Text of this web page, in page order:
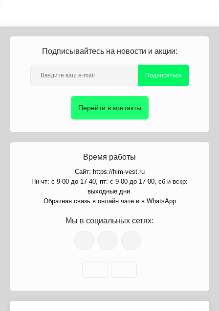
Подписывайтесь на новости и акции:
Подписаться
Перейти в контакты
Время работы
Сайт: https://him-vest.ru
Пн-чт: с 9-00 до 17-40, пт: с 9-00 до 17-00, сб и вскр:
выходные дни.
Обратная связь в онлайн чате и в WhatsApp
Мы в социальных сетях: